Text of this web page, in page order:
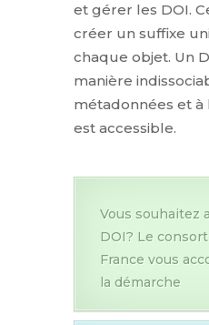
et gérer les DOI.
créer un suffixe
chaque objet. Un
manière
métadonnées et à
est accessible.
Vous souhaitez
DOI? Le
France vous
la démarche